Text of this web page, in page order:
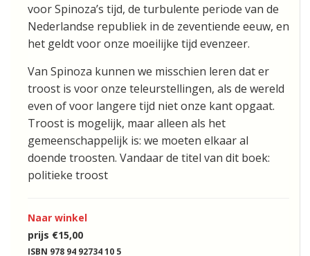
voor Spinoza’s tijd, de turbulente periode van de
Nederlandse republiek in de zeventiende eeuw, en
het geldt voor onze moeilijke tijd evenzeer.
Van Spinoza kunnen we misschien leren dat er
troost is voor onze teleurstellingen, als de wereld
even of voor langere tijd niet onze kant opgaat.
Troost is mogelijk, maar alleen als het
gemeenschappelijk is: we moeten elkaar al
doende troosten. Vandaar de titel van dit boek:
politieke troost
Naar winkel
prijs €15,00
ISBN 978 94 92734 10 5